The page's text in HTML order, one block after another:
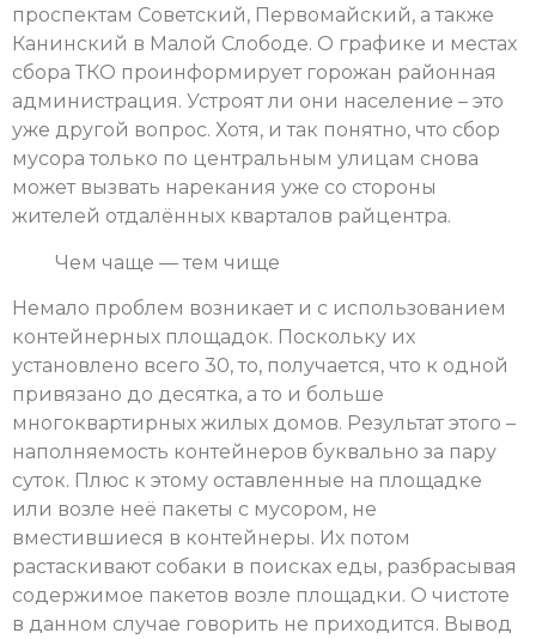
проспектам Советский, Первомайский, а также
Канинский в Малой Слободе. О графике и местах
сбора ТКО проинформирует горожан районная
администрация. Устроят ли они население – это
уже другой вопрос. Хотя, и так понятно, что сбор
мусора только по центральным улицам снова
может вызвать нарекания уже со стороны
жителей отдалённых кварталов райцентра.
Чем чаще — тем чище
Немало проблем возникает и с использованием
контейнерных площадок. Поскольку их
установлено всего 30, то, получается, что к одной
привязано до десятка, а то и больше
многоквартирных жилых домов. Результат этого –
наполняемость контейнеров буквально за пару
суток. Плюс к этому оставленные на площадке
или возле неё пакеты с мусором, не
вместившиеся в контейнеры. Их потом
растаскивают собаки в поисках еды, разбрасывая
содержимое пакетов возле площадки. О чистоте
в данном случае говорить не приходится. Вывод